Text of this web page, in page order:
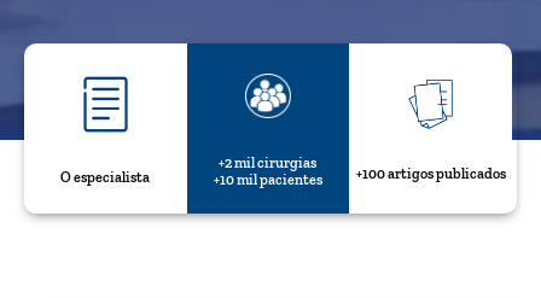
O especialista
+2 mil cirurgias
+10 mil pacientes
+100 artigos publicados